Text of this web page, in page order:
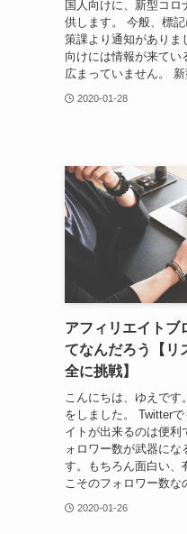
国人向けに、新型コロ
供します。 今般、標
策課より通知がありま
向けには情報が来てい
広まっていません。 新
2020-01-28
アフィリエイトブ
てなんだろう【リ
全に挑戦】
こんにちは、ゆえです
をしました。 Twitter
イトが出来るのは便利
ォロワー数が武器に
す。もちろん面白い、
こそのフォロワー数な
2020-01-26